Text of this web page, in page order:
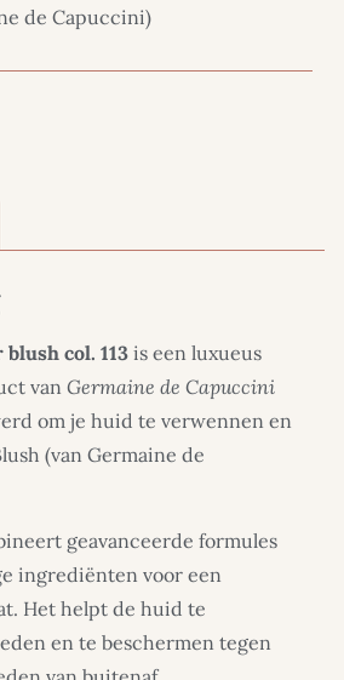
de Capuccini)
col. 113 is een luxueus
van Germaine de Capuccini
om je huid te verwennen en
(van Germaine de
geavanceerde formules
ingrediënten voor een
Het helpt de huid te
en te beschermen tegen